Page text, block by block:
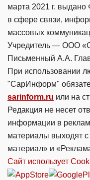
марта 2021 г.
в сфере связи,
массовых
Учредитель — ООО
Письменный А.А.
При использовании
"СарИнформ"
sarinform.ru или на
Редакция не несет
информации в
материалы выходят
материал» и
Сайт использует